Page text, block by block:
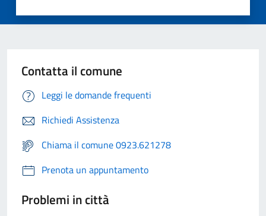
Contatta il comune
Leggi le domande frequenti
Richiedi Assistenza
Chiama il comune 0923.621278
Prenota un appuntamento
Problemi in città